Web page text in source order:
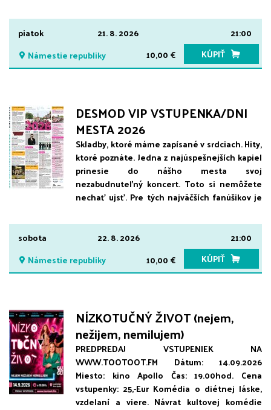
vytvorený tesne pred pódiom. Počet
vstupeniek je limitovaný. Predpredaj: Mestské
informačné centrum Lučenec a online
www.kultura.lucenec.sk
piatok 21. 8. 2026
21:00
Námestie republiky
10,00 € KÚPIŤ
DESMOD VIP VSTUPENKA/DNI
MESTA 2026
Skladby, ktoré máme zapísané v srdciach. Hity,
ktoré poznáte. Jedna z najúspešnejších kapiel
prinesie do nášho mesta svoj
nezabudnuteľný koncert. Toto si nemôžete
nechať ujsť. Pre tých najväčších fanúšikov je
vstupenky je zahrnuté miesto vo VIP sektore,
ktorý bude vytvorený tesne pred pódiom. VIP
vstupenky je možné zakúpiť si na
www.kultura.lucenec.sk alebo v Mestskom
informačnom centre Lučenec. Počet VIP
sobota 22. 8. 2026
21:00
Námestie republiky
10,00 € KÚPIŤ
NÍZKOTUČNÝ ŽIVOT (nejem,
nežijem, nemilujem)
PREDPREDAJ VSTUPENIEK NA
WWW.TOOTOOT.FM Dátum: 14.09.2026
Miesto: kino Apollo Čas: 19.00hod. Cena
vstupenky: 25,-Eur Komédia o diétnej láske,
vzdelaní a viere. Návrat kultovej komédie